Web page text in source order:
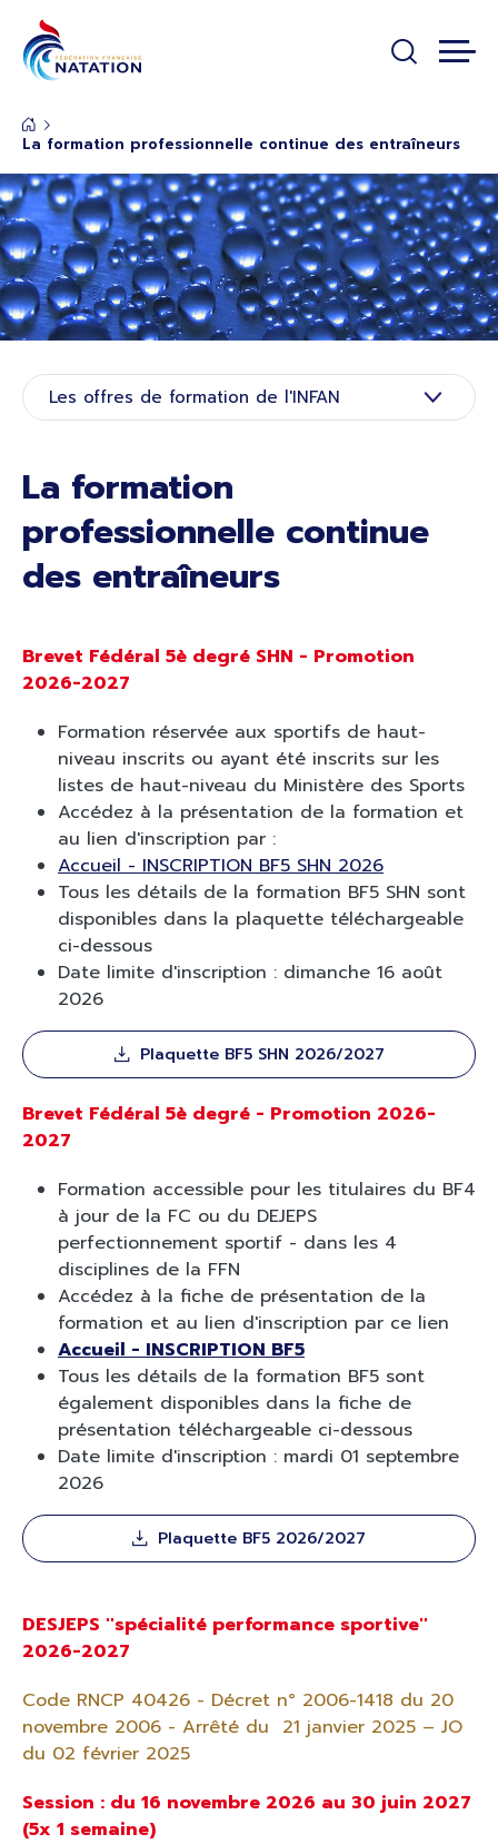
Passer au contenu principal
La formation professionnelle continue des entraîneurs
Rubrique de page de base
Les offres de formation de l'INFAN
La formation
professionnelle continue
des entraîneurs
Brevet Fédéral 5è degré SHN - Promotion
2026-2027
Formation réservée aux sportifs de haut-
niveau inscrits ou ayant été inscrits sur les
listes de haut-niveau du Ministère des Sports
Accédez à la présentation de la formation et
au lien d'inscription par :
Accueil - INSCRIPTION BF5 SHN 2026
Tous les détails de la formation BF5 SHN sont
disponibles dans la plaquette téléchargeable
ci-dessous
Date limite d'inscription : dimanche 16 août
2026
Plaquette BF5 SHN 2026/2027
Brevet Fédéral 5è degré - Promotion 2026-
2027
Formation accessible pour les titulaires du BF4
à jour de la FC ou du DEJEPS
perfectionnement sportif - dans les 4
disciplines de la FFN
Accédez à la fiche de présentation de la
formation et au lien d'inscription par ce lien
Accueil - INSCRIPTION BF5
Tous les détails de la formation BF5 sont
également disponibles dans la fiche de
présentation téléchargeable ci-dessous
Date limite d'inscription : mardi 01 septembre
2026
Plaquette BF5 2026/2027
DESJEPS ''spécialité performance sportive''
2026-2027
Code RNCP 40426 - Décret n° 2006-1418 du 20
novembre 2006 - Arrêté du 21 janvier 2025 – JO
du 02 février 2025
Session : du 16 novembre 2026 au 30 juin 2027
(5x 1 semaine)
Panneau de gestion des cookies